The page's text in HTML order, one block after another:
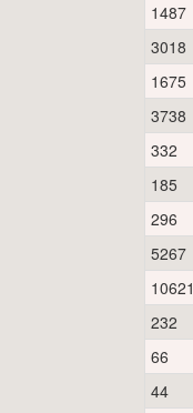
1487
3018
1675
3738
332
185
296
5267
10621
232
66
44